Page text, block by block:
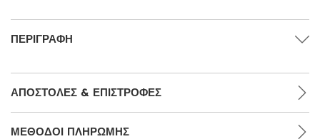
ΠΕΡΙΓΡΑΦΉ
ΑΠΟΣΤΟΛΈΣ & ΕΠΙΣΤΡΟΦΈΣ
ΜΕΘΌΔΟΙ ΠΛΗΡΩΜΉΣ